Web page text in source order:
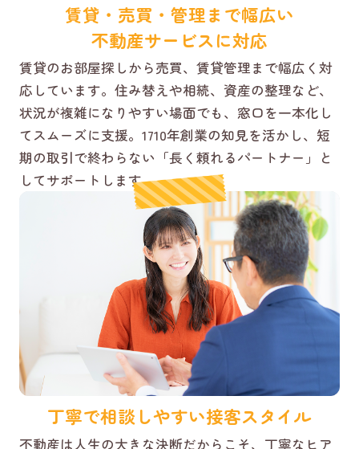
賃貸・売買・管理まで幅広い
不動産サービスに対応
賃貸のお部屋探しから売買、賃貸管理まで幅広く対
応しています。住み替えや相続、資産の整理など、
状況が複雑になりやすい場面でも、窓口を一本化し
てスムーズに支援。1710年創業の知見を活かし、短
期の取引で終わらない「長く頼れるパートナー」と
してサポートします。
丁寧で相談しやすい接客スタイル
不動産は人生の大きな決断だからこそ、丁寧なヒア